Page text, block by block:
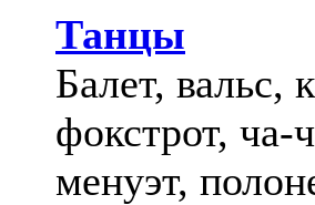
Танцы
Балет, вальс,
фокстрот, ча-
менуэт,